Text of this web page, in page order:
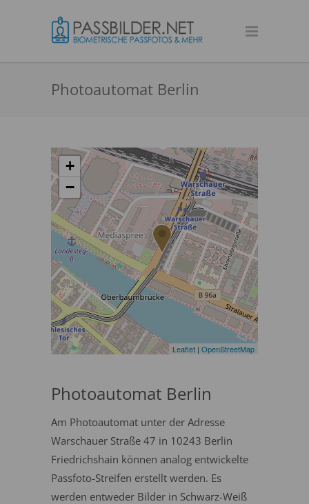
Photoautomat Berlin
+
−
Leaflet | OpenStreetMap
Photoautomat Berlin
Am Photoautomat unter der Adresse
Warschauer Straße 47 in 10243 Berlin
Friedrichshain können analog entwickelte
Passfoto-Streifen erstellt werden. Es
werden entweder Bilder in Schwarz-Weiß